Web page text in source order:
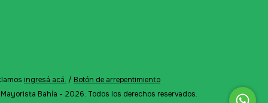
ingresá acá. / Botón de arrepentimiento
Bahía - 2026. Todos los derechos reservados.